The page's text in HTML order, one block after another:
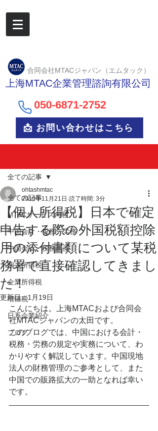
合同会社MTACジャパン（エムタック）
上海MTAC企業管理諮詢有限公司
050-6871-2752
📩 お問い合わせはこちら
全ての記事
MTACサービス内容
中国会計・税務・労務
中国会計・税務講座
個人所得税
企業所得税
増値税
日系企業紹介
ブログ
全ての記事
【個人所得税】日本で確定
申告する際の外国税額控除
用の添付書類について某税
務署で直接確認してきまし
た！
ohtashmtac
2019年11月21日 読了時間: 3分
更新日：1月19日
こんにちは。上海MTACおよび合同会
社MTACジャパンの太田です。
このブログでは、中国における会計・
税務・労務の規定や実務について、わ
かりやすく解説しています。中国現地
法人の財務管理のご参考として、また
中国での販路拡大の一助となれば幸い
です。